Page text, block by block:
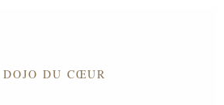
DU CŒUR